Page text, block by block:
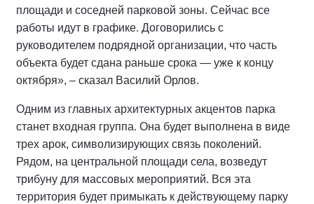
площади и соседней парковой зоны. Сейчас все
работы идут в графике. Договорились с
руководителем подрядной организации, что часть
объекта будет сдана раньше срока — уже к концу
октября», – сказал Василий Орлов.
Одним из главных архитектурных акцентов парка
станет входная группа. Она будет выполнена в виде
трех арок, символизирующих связь поколений.
Рядом, на центральной площади села, возведут
трибуну для массовых мероприятий. Вся эта
территория будет примыкать к действующему парку